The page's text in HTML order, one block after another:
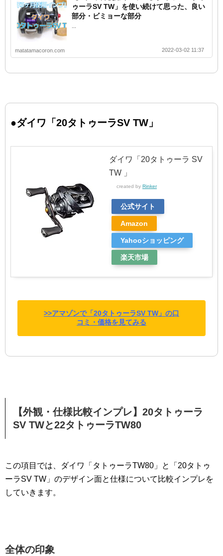
ゥーラSV TW」を使い続けて思った、良い
部分・ビミョーな部分
matatamacoron.com 2022-03-02 11:37
●ダイワ「20タトゥーラSV TW」
ダイワ「20タトゥーラ SV
TW 」
created by Rinker
公式サイト
Amazon
Yahooショッピング
楽天市場
>>アマゾンで「20タトゥーラSV TW」の口
コミ・価格を見てみる
【外観・仕様比較インプレ】20タトゥーラ
SV TWと22タトゥーラTW80
この項目では、ダイワ「タトゥーラTW80」と「20タトゥ
ーラSV TW」のデザイン面と仕様について比較インプレを
していきます。
全体の印象